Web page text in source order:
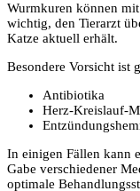
Wurmkuren können
wichtig, den Tierarzt
Katze aktuell erhält.
Besondere Vorsicht ist
Antibiotika
Herz-Kreislauf-
In einigen Fällen kann
Gabe verschiedener
optimale